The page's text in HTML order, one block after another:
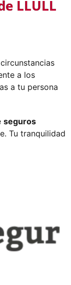
LLULL
a los
a tu persona
seguros
Tu tranquilidad